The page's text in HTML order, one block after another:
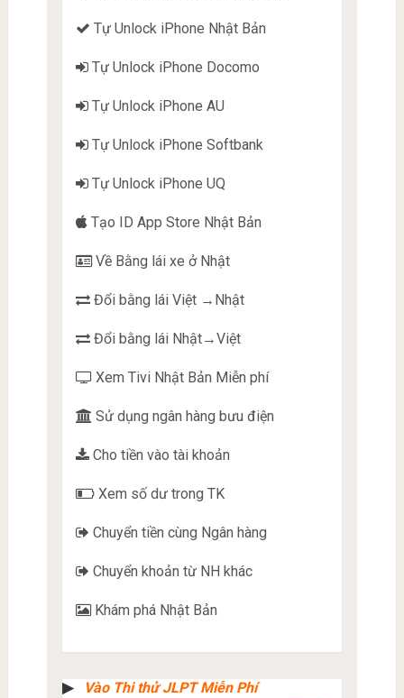
Tự Unlock iPhone Nhật Bản
Tự Unlock iPhone Docomo
Tự Unlock iPhone AU
Tự Unlock iPhone Softbank
Tự Unlock iPhone UQ
Tạo ID App Store Nhật Bản
Về Bằng lái xe ở Nhật
Đổi bằng lái Việt →Nhật
Đổi bằng lái Nhật→Việt
Xem Tivi Nhật Bản Miễn phí
Sử dụng ngân hàng bưu điện
Cho tiền vào tài khoản
Xem số dư trong TK
Chuyển tiền cùng Ngân hàng
Chuyển khoản từ NH khác
Khám phá Nhật Bản
▶︎ Vào Thi thử JLPT Miễn Phí